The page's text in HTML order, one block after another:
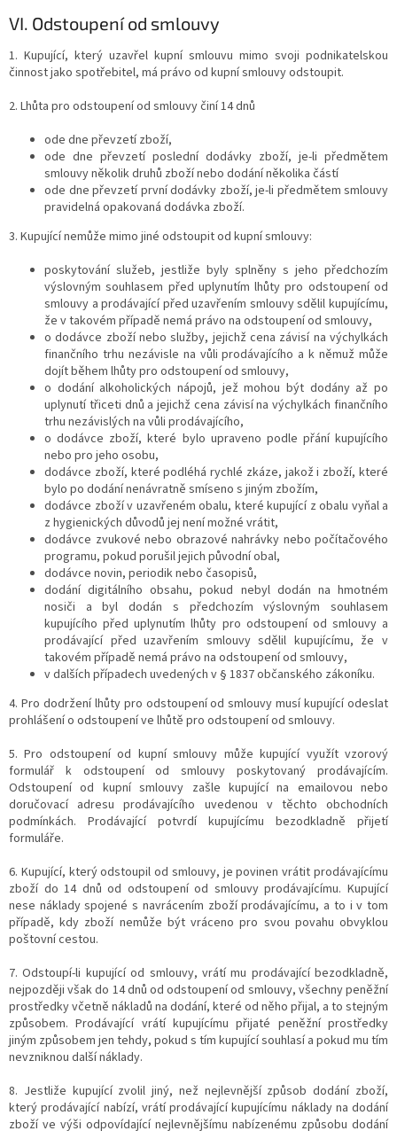
VI. Odstoupení od smlouvy
1. Kupující, který uzavřel kupní smlouvu mimo svoji podnikatelskou
činnost jako spotřebitel, má právo od kupní smlouvy odstoupit.
2. Lhůta pro odstoupení od smlouvy činí 14 dnů
ode dne převzetí zboží,
ode dne převzetí poslední dodávky zboží, je-li předmětem
smlouvy několik druhů zboží nebo dodání několika částí
ode dne převzetí první dodávky zboží, je-li předmětem smlouvy
pravidelná opakovaná dodávka zboží.
3. Kupující nemůže mimo jiné odstoupit od kupní smlouvy:
poskytování služeb, jestliže byly splněny s jeho předchozím
výslovným souhlasem před uplynutím lhůty pro odstoupení od
smlouvy a prodávající před uzavřením smlouvy sdělil kupujícímu,
že v takovém případě nemá právo na odstoupení od smlouvy,
o dodávce zboží nebo služby, jejichž cena závisí na výchylkách
finančního trhu nezávisle na vůli prodávajícího a k němuž může
dojít během lhůty pro odstoupení od smlouvy,
o dodání alkoholických nápojů, jež mohou být dodány až po
uplynutí třiceti dnů a jejichž cena závisí na výchylkách finančního
trhu nezávislých na vůli prodávajícího,
o dodávce zboží, které bylo upraveno podle přání kupujícího
nebo pro jeho osobu,
dodávce zboží, které podléhá rychlé zkáze, jakož i zboží, které
bylo po dodání nenávratně smíseno s jiným zbožím,
dodávce zboží v uzavřeném obalu, které kupující z obalu vyňal a
z hygienických důvodů jej není možné vrátit,
dodávce zvukové nebo obrazové nahrávky nebo počítačového
programu, pokud porušil jejich původní obal,
dodávce novin, periodik nebo časopisů,
dodání digitálního obsahu, pokud nebyl dodán na hmotném
nosiči a byl dodán s předchozím výslovným souhlasem
kupujícího před uplynutím lhůty pro odstoupení od smlouvy a
prodávající před uzavřením smlouvy sdělil kupujícímu, že v
takovém případě nemá právo na odstoupení od smlouvy,
v dalších případech uvedených v § 1837 občanského zákoníku.
4. Pro dodržení lhůty pro odstoupení od smlouvy musí kupující odeslat
prohlášení o odstoupení ve lhůtě pro odstoupení od smlouvy.
5. Pro odstoupení od kupní smlouvy může kupující využít vzorový
formulář k odstoupení od smlouvy poskytovaný prodávajícím.
Odstoupení od kupní smlouvy zašle kupující na emailovou nebo
doručovací adresu prodávajícího uvedenou v těchto obchodních
podmínkách. Prodávající potvrdí kupujícímu bezodkladně přijetí
formuláře.
6. Kupující, který odstoupil od smlouvy, je povinen vrátit prodávajícímu
zboží do 14 dnů od odstoupení od smlouvy prodávajícímu. Kupující
nese náklady spojené s navrácením zboží prodávajícímu, a to i v tom
případě, kdy zboží nemůže být vráceno pro svou povahu obvyklou
poštovní cestou.
7. Odstoupí-li kupující od smlouvy, vrátí mu prodávající bezodkladně,
nejpozději však do 14 dnů od odstoupení od smlouvy, všechny peněžní
prostředky včetně nákladů na dodání, které od něho přijal, a to stejným
způsobem. Prodávající vrátí kupujícímu přijaté peněžní prostředky
jiným způsobem jen tehdy, pokud s tím kupující souhlasí a pokud mu tím
nevzniknou další náklady.
8. Jestliže kupující zvolil jiný, než nejlevnější způsob dodání zboží,
který prodávající nabízí, vrátí prodávající kupujícímu náklady na dodání
zboží ve výši odpovídající nejlevnějšímu nabízenému způsobu dodání